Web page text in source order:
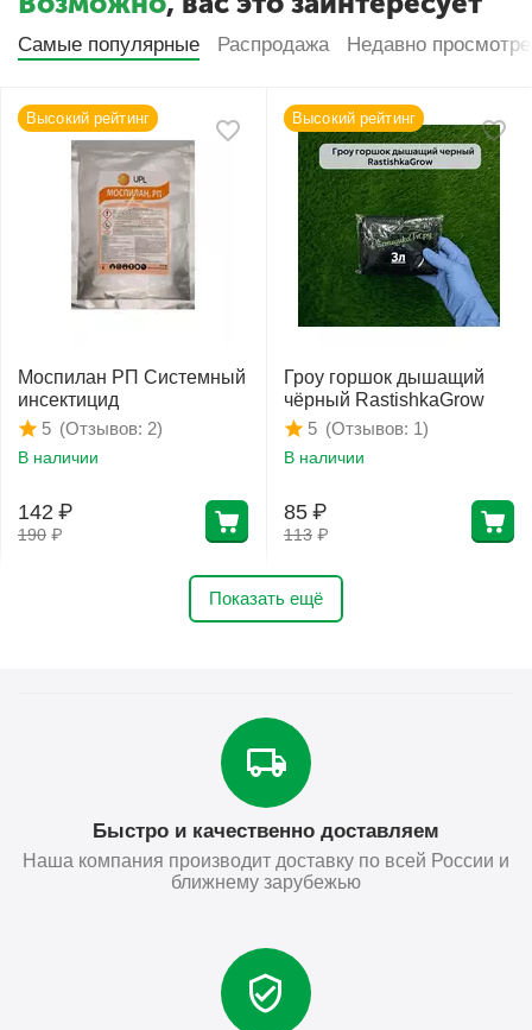
Самые популярные Распродажа Недавно
Высокий рейтинг
Моспилан РП Системный
инсектицид
(Отзывов: 2)
5
В наличии
190 ₽
142 ₽
Высокий рейтинг
Гроу горшок дышащий
чёрный RastishkaGrow
(Отзывов: 1)
5
В наличии
113 ₽
85 ₽
Показать ещё
Быстро и качественно доставляем
Наша компания производит доставку по всей России и
ближнему зарубежью